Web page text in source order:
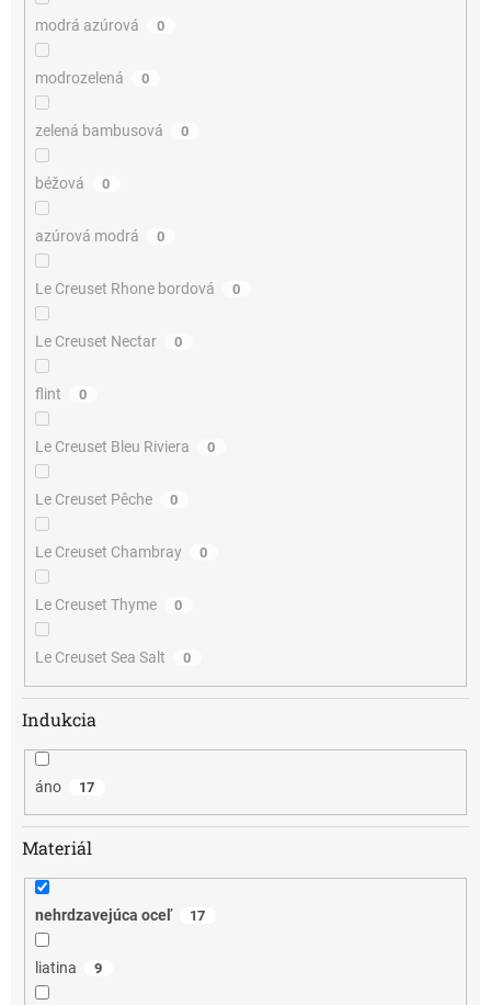
modrá azúrová 0
modrozelená 0
zelená bambusová 0
béžová 0
azúrová modrá 0
Le Creuset Rhone bordová 0
Le Creuset Nectar 0
flint 0
Le Creuset Bleu Riviera 0
Le Creuset Pêche 0
Le Creuset Chambray 0
Le Creuset Thyme 0
Le Creuset Sea Salt 0
Indukcia
áno 17
Materiál
nehrdzavejúca oceľ 17
liatina 9